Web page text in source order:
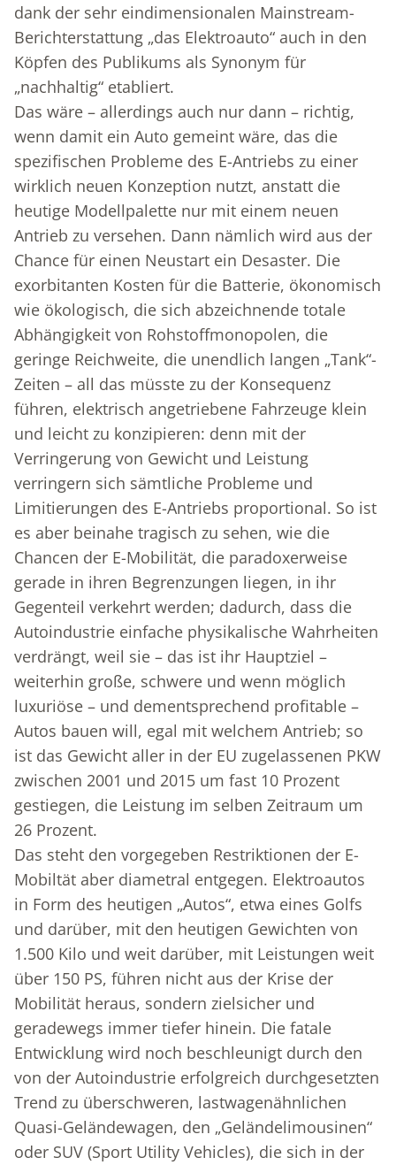
dank der sehr eindimensionalen Mainstream-
Berichterstattung „das Elektroauto“ auch in den
Köpfen des Publikums als Synonym für
„nachhaltig“ etabliert.
Das wäre – allerdings auch nur dann – richtig,
wenn damit ein Auto gemeint wäre, das die
spezifischen Probleme des E-Antriebs zu einer
wirklich neuen Konzeption nutzt, anstatt die
heutige Modellpalette nur mit einem neuen
Antrieb zu versehen. Dann nämlich wird aus der
Chance für einen Neustart ein Desaster. Die
exorbitanten Kosten für die Batterie, ökonomisch
wie ökologisch, die sich abzeichnende totale
Abhängigkeit von Rohstoffmonopolen, die
geringe Reichweite, die unendlich langen „Tank“-
Zeiten – all das müsste zu der Konsequenz
führen, elektrisch angetriebene Fahrzeuge klein
und leicht zu konzipieren: denn mit der
Verringerung von Gewicht und Leistung
verringern sich sämtliche Probleme und
Limitierungen des E-Antriebs proportional. So ist
es aber beinahe tragisch zu sehen, wie die
Chancen der E-Mobilität, die paradoxerweise
gerade in ihren Begrenzungen liegen, in ihr
Gegenteil verkehrt werden; dadurch, dass die
Autoindustrie einfache physikalische Wahrheiten
verdrängt, weil sie – das ist ihr Hauptziel –
weiterhin große, schwere und wenn möglich
luxuriöse – und dementsprechend profitable –
Autos bauen will, egal mit welchem Antrieb; so
ist das Gewicht aller in der EU zugelassenen PKW
zwischen 2001 und 2015 um fast 10 Prozent
gestiegen, die Leistung im selben Zeitraum um
26 Prozent.
Das steht den vorgegeben Restriktionen der E-
Mobiltät aber diametral entgegen. Elektroautos
in Form des heutigen „Autos“, etwa eines Golfs
und darüber, mit den heutigen Gewichten von
1.500 Kilo und weit darüber, mit Leistungen weit
über 150 PS, führen nicht aus der Krise der
Mobilität heraus, sondern zielsicher und
geradewegs immer tiefer hinein. Die fatale
Entwicklung wird noch beschleunigt durch den
von der Autoindustrie erfolgreich durchgesetzten
Trend zu überschweren, lastwagenähnlichen
Quasi-Geländewagen, den „Geländelimousinen“
oder SUV (Sport Utility Vehicles), die sich in der